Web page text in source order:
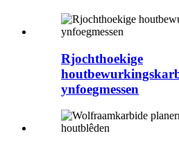
Rjochthoekige
ynfoegmessen